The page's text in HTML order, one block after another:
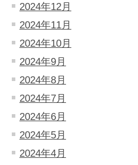
2024年12月
2024年11月
2024年10月
2024年9月
2024年8月
2024年7月
2024年6月
2024年5月
2024年4月